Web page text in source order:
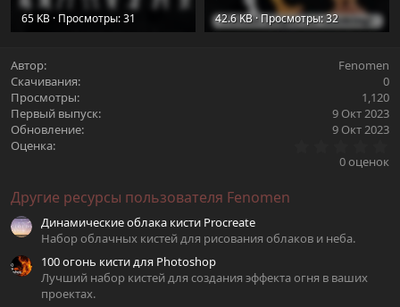
65 KB · Просмотры: 31
42.6 KB · Просмотры: 32
Автор
Fenomen
Скачивания
0
Просмотры
1,120
Первый выпуск
9 Окт 2023
Обновление
9 Окт 2023
Оценка
0
0 оценок
Другие ресурсы пользователя Fenomen
Динамические облака кисти Procreate
Набор облачных кистей для рисования облаков и неба.
100 огонь кисти для Photoshop
Лучший набор кистей для создания эффекта огня в ваших
проектах.